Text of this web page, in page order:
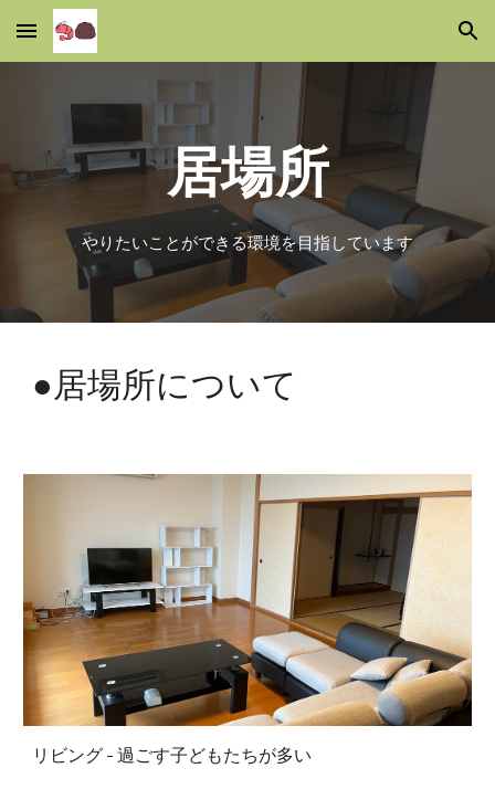
Skip to main content Skip to navigation
居場所
やりたいことができる環境を目指しています
●居場所について
リビング - 過ごす子どもたちが多い